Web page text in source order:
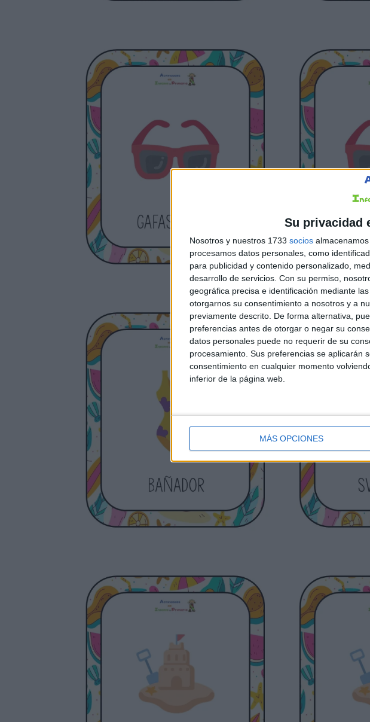
Su privacidad
Nosotros y nuestros 1733 socios
procesamos datos personales, como
para publicidad y contenido personalizado,
desarrollo de servicios. Con su permiso,
geográfica precisa e identificación mediante
otorgarnos su consentimiento a nosotros y a
previamente descrito. De forma alternativa,
preferencias antes de otorgar o negar su
datos personales puede no requerir de su
procesamiento. Sus preferencias se aplicarán
consentimiento en cualquier momento
inferior de la página web.
MÁS OPCIONES